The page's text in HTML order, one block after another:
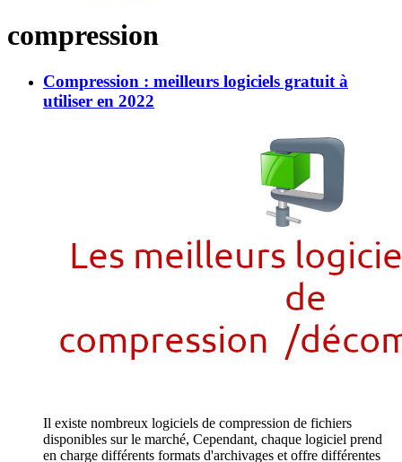
compression
Compression : meilleurs logiciels gratuit à
utiliser en 2022
Il existe nombreux logiciels de compression de fichiers
disponibles sur le marché, Cependant, chaque logiciel prend
en charge différents formats d'archivages et offre différentes